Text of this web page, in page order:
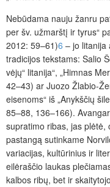
Nebūdama nauju žanru
per šv. užmarštį ir tyrus“
2012: 59–61)6 – jo litanija
tradicijos tekstams: Salio
vėjų“ litanija“, „Himnas
42–43) ar Juozo Žlabio-
eisenoms“ iš „Anykščių
85–88, 136–166).
supratimo ribas, jas
pastangą sutinkame
variacijas, kultūrinius ir
eilėraščio laukas
kalbos ribų, bet ir